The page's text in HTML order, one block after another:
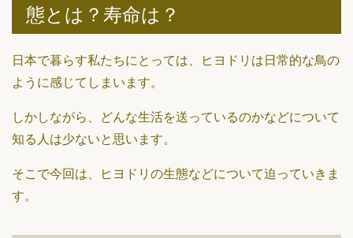
態とは？寿命は？
日本で暮らす私たちにとっては、ヒヨドリは日常的な鳥の
ように感じてしまいます。
しかしながら、どんな生活を送っているのかなどについて
知る人は少ないと思います。
そこで今回は、ヒヨドリの生態などについて迫っていきま
す。